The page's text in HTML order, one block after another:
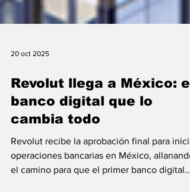
20 oct 2025
Revolut llega a México: el
banco digital que lo
cambia todo
Revolut recibe la aprobación final para